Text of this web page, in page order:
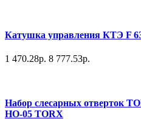
Катушка управления КТЭ F
1 470.28р. 8 777.53р.
Набор слесарных отверток
НО-05 TORX